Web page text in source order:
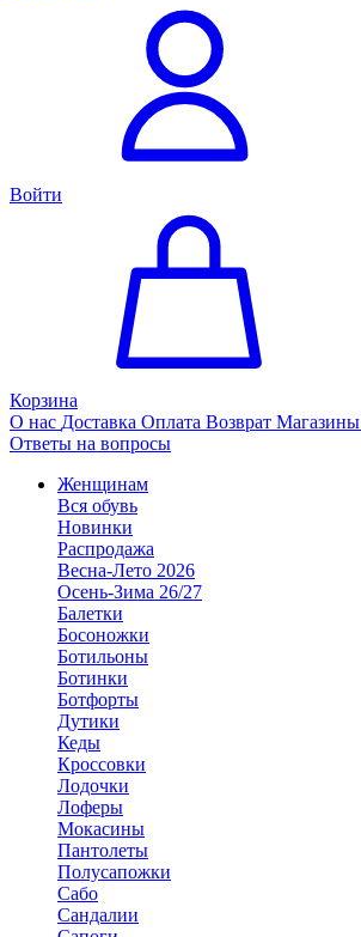
Войти
Корзина
О нас Доставка Оплата Возврат Магазины
Ответы на вопросы
Женщинам
Вся обувь
Новинки
Распродажа
Весна-Лето 2026
Осень-Зима 26/27
Балетки
Босоножки
Ботильоны
Ботинки
Ботфорты
Дутики
Кеды
Кроссовки
Лодочки
Лоферы
Мокасины
Пантолеты
Полусапожки
Сабо
Сандалии